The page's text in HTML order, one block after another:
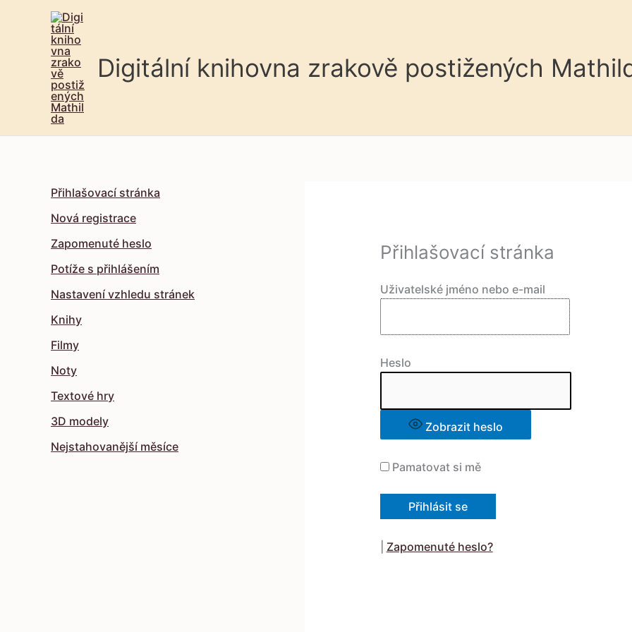
Digitální knihovna zrakově postižených
Přihlašovací stránka
Nová registrace
Zapomenuté heslo
Potíže s přihlášením
Nastavení vzhledu stránek
Knihy
Filmy
Noty
Textové hry
3D modely
Nejstahovanější měsíce
Přihlašovací stránka
Uživatelské jméno nebo e-mail
Heslo
Zobrazit heslo
Pamatovat si mě
Zapomenuté heslo?